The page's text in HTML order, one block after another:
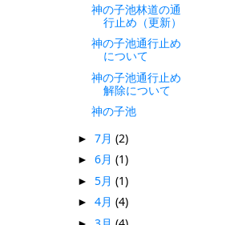
神の子池林道の通
行止め（更新）
神の子池通行止め
について
神の子池通行止め
解除について
神の子池
► 7月 (2)
► 6月 (1)
► 5月 (1)
► 4月 (4)